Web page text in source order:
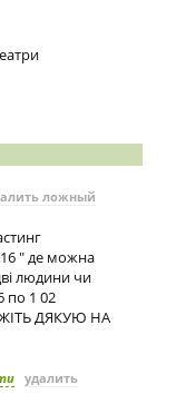
ложный
" де можна
людини чи
по 1 02
ДЯКУЮ НА
удалить